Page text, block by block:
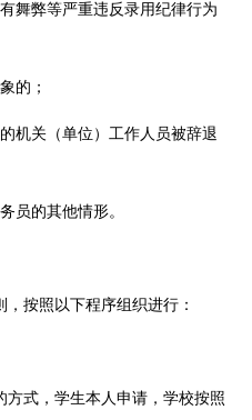
舞弊等严重违反录用纪律行为
的；
机关（单位）工作人员被辞退
员的其他情形。
按照以下程序组织进行：
式，学生本人申请，学校按照